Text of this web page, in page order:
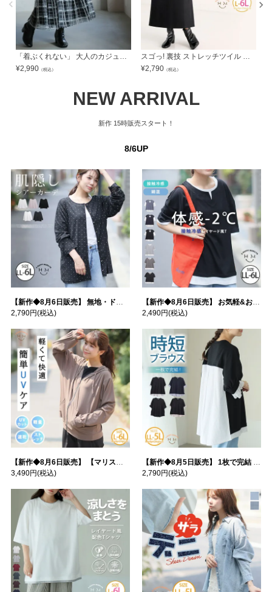
「着ぶくれない」 大人のカジュアル チュールスカート | 大きいサイズの通販ならハッピーマリリン
¥2,990 （税込）
スゴっ! 裏技 ストレッチツイル 細魅せ 裏サラ 美ライン タイトスカート | 大きいサイズの通販ならハッピーマリリン
¥2,790 （税込）
NEW ARRIVAL
新作 15時販売スタート！
8/6UP
【新作◆8月6日販売】 無地・ドット柄から選べる 忍ばせ 活躍 シアー カーデ | 大きいサイズの通販ならハッピーマリリン
2,790円(税込)
【新作◆8月6日販売】 お気軽&お手軽 選べるデザイン 接触冷感 レイヤード風 コットン トップス | 大きいサイズの通販ならハッピーマリリン
2,490円(税込)
【新作◆8月6日販売】 【マリスポーツ】 運動初心者さんのための フード付き パーカー | 大きいサイズの通販ならハッピーマリリン
3,490円(税込)
【新作◆8月5日販売】 1枚で完結 袖口＆バック フハク使い トップス | 大きいサイズの通販ならハッピーマリリン
2,790円(税込)